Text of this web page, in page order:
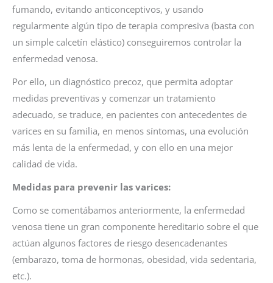
fumando, evitando anticonceptivos, y usando
regularmente algún tipo de terapia compresiva (basta con
un simple calcetín elástico) conseguiremos controlar la
enfermedad venosa.
Por ello, un diagnóstico precoz, que permita adoptar
medidas preventivas y comenzar un tratamiento
adecuado, se traduce, en pacientes con antecedentes de
varices en su familia, en menos síntomas, una evolución
más lenta de la enfermedad, y con ello en una mejor
calidad de vida.
Medidas para prevenir las varices:
Como se comentábamos anteriormente, la enfermedad
venosa tiene un gran componente hereditario sobre el que
actúan algunos factores de riesgo desencadenantes
(embarazo, toma de hormonas, obesidad, vida sedentaria,
etc.).